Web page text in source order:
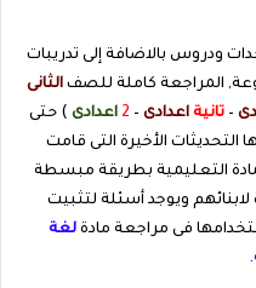
ودروس بالاضافة إلى تدريبات
المراجعة كاملة للصفالثانى
–تانيةاعدادى–
2 اعدادى) حتى
الأخيرة التى قامت
التعليمية بطريقة مبسطة
ويوجد أسئلة لتثبيت
فى مراجعة مادةلغة